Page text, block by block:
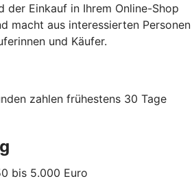
der Einkauf in Ihrem Online-Shop
macht aus interessierten Personen
und Käufer.
zahlen frühestens 30 Tage
bis 5.000 Euro